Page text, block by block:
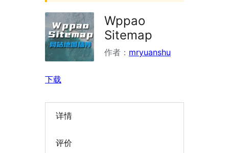
Wppao
Sitemap
作者： mryuanshu
下载
详情
评价